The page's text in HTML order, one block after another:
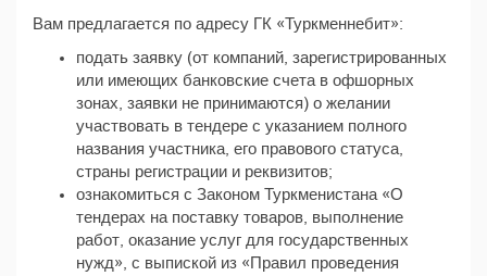
Вам предлагается по адресу ГК «Туркменнебит»:
подать заявку (от компаний, зарегистрированных
или имеющих банковские счета в офшорных
зонах, заявки не принимаются) о желании
участвовать в тендере с указанием полного
названия участника, его правового статуса,
страны регистрации и реквизитов;
ознакомиться с Законом Туркменистана «О
тендерах на поставку товаров, выполнение
работ, оказание услуг для государственных
нужд», с выпиской из «Правил проведения